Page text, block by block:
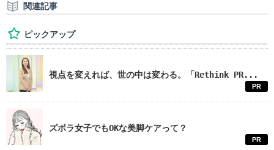
関連記事
ピックアップ
視点を変えれば、世の中は変わる。「Rethink PR...
PR
ズボラ女子でもOKな美脚ケアって？
PR